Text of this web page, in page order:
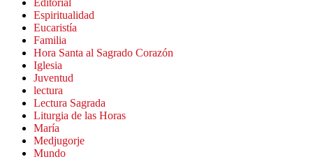
Editorial
Espiritualidad
Eucaristía
Familia
Hora Santa al Sagrado Corazón
Iglesia
Juventud
lectura
Lectura Sagrada
Liturgia de las Horas
María
Medjugorje
Mundo